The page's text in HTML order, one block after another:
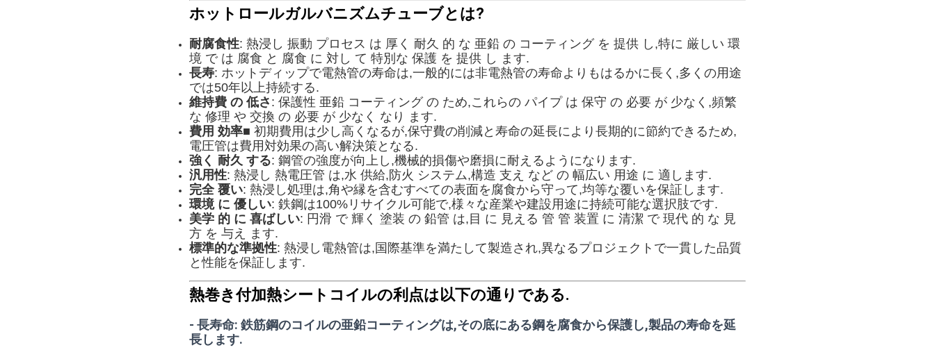
ホットロールガルバニズムチューブとは?
耐腐食性: 熱浸し 振動 プロセス は 厚く 耐久 的 な 亜鉛 の コーティング を 提供 し,特に 厳しい 環
境 で は 腐食 と 腐食 に 対し て 特別な 保護 を 提供 し ます.
長寿: ホットディップで電熱管の寿命は,一般的には非電熱管の寿命よりもはるかに長く,多くの用途
では50年以上持続する.
維持費 の 低さ : 保護性 亜鉛 コーティング の ため,これらの パイプ は 保守 の 必要 が 少なく,頻繁
な 修理 や 交換 の 必要 が 少なく なり ます.
費用 効率■ 初期費用は少し高くなるが,保守費の削減と寿命の延長により長期的に節約できるため,
電圧管は費用対効果の高い解決策となる.
強く 耐久 する: 鋼管の強度が向上し,機械的損傷や磨損に耐えるようになります.
汎用性: 熱浸し 熱電圧管 は,水 供給,防火 システム,構造 支え など の 幅広い 用途 に 適します.
完全 覆い: 熱浸し処理は,角や縁を含むすべての表面を腐食から守って,均等な覆いを保証します.
環境 に 優しい: 鉄鋼は100%リサイクル可能で,様々な産業や建設用途に持続可能な選択肢です.
美学 的 に 喜ばしい: 円滑 で 輝く 塗装 の 鉛管 は,目 に 見える 管 管 装置 に 清潔 で 現代 的 な 見
方 を 与え ます.
標準的な準拠性: 熱浸し電熱管は,国際基準を満たして製造され,異なるプロジェクトで一貫した品質
と性能を保証します.
熱巻き付加熱シートコイルの利点は以下の通りである.
- 長寿命: 鉄筋鋼のコイルの亜鉛コーティングは,その底にある鋼を腐食から保護し,製品の寿命を延
長します.